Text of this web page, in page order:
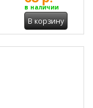
в наличии
В корзину